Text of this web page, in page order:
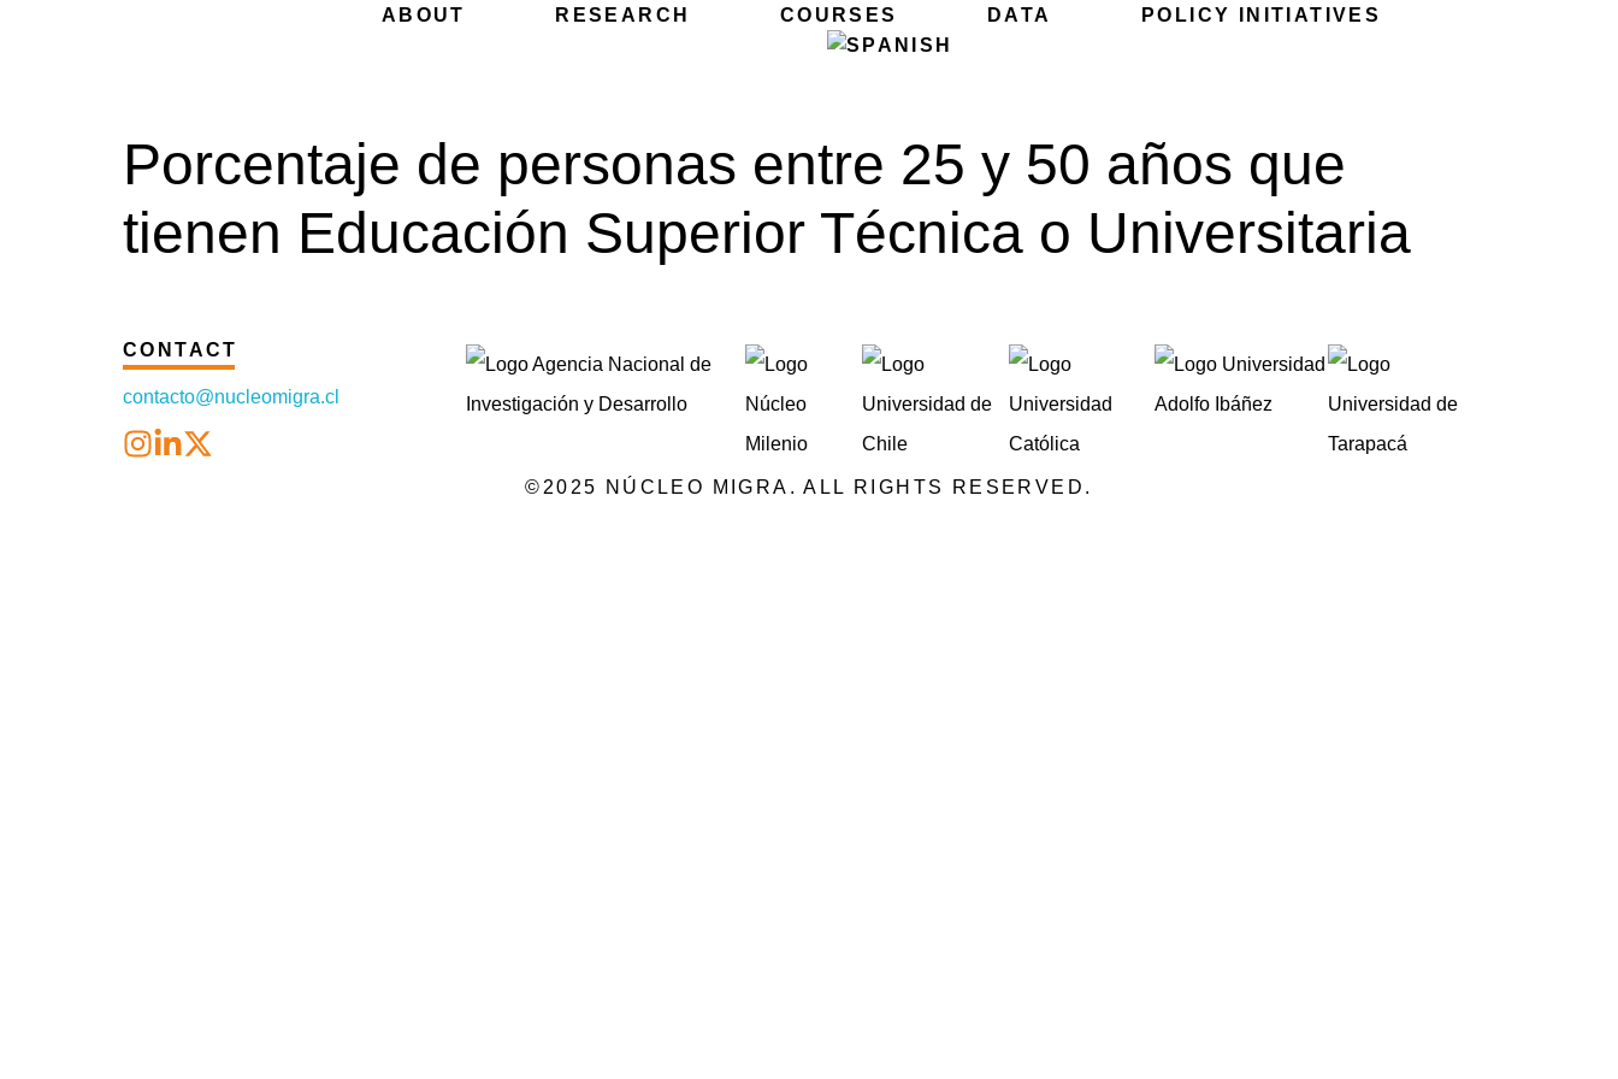
ABOUT RESEARCH COURSES DATA POLICY INITIATIVES
Porcentaje de personas entre 25 y 50 años que
tienen Educación Superior Técnica o Universitaria
CONTACT
contacto@nucleomigra.cl
©2025 NÚCLEO MIGRA. ALL RIGHTS RESERVED.